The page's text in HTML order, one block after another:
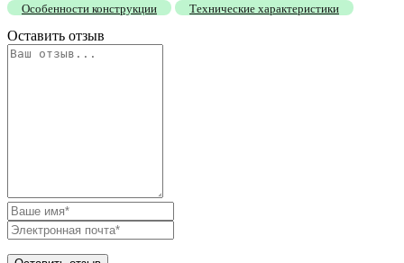
Особенности конструкции
Технические характеристики
Оставить отзыв